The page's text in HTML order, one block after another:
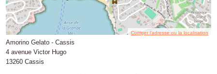
Corriger l’adresse ou la localisation
Amorino Gelato - Cassis
4 avenue Victor Hugo
13260 Cassis